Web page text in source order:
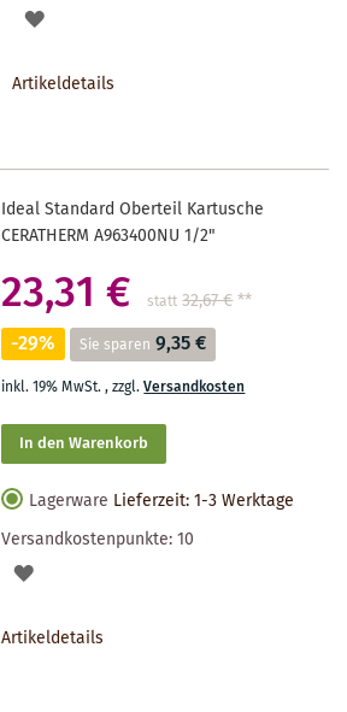
AUF
Artikeldetails
Ideal Standard Oberteil Kartusche
CERATHERM A963400NU 1/2"
23,31 € statt 32,67 €**
-29% Sie sparen 9,35 €
inkl. 19% MwSt.,zzgl.Versandkosten
In den Warenkorb
Lagerware Lieferzeit: 1-3 Werktage
Versandkostenpunkte:10
AUF
Artikeldetails